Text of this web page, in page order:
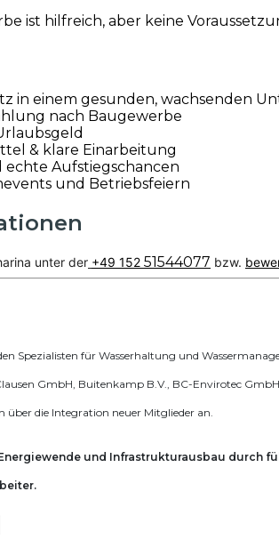
ist hilfreich, aber keine
in einem gesunden, wachsenden
nach Baugewerbe
& klare Einarbeitung
Aufstiegschancen
und Betriebsfeiern
unter der +49 152 51544077 bzw.
Spezialisten für Wasserhaltung und
GmbH, Buitenkamp B.V., BC-Envirotec
die Integration neuer Mitglieder an.
und Infrastrukturausbau durch